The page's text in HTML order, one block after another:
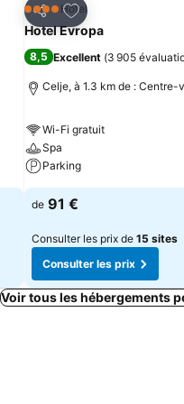
Partager
Ajouter à mes
4 ÉtoilesHôtel
Hotel Evropa
8,5 Excellent (3 905
Celje, à 1.3 km de : Centre-
Wi-Fi gratuit
Spa
Parking
de 91 €
Consulter les prix de 15 sites
Consulter les prix
Voir tous les hébergements